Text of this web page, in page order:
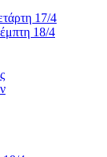
17/4
18/4